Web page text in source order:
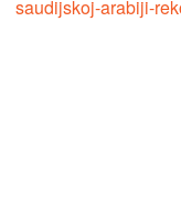
saudijskoj-arabiji-